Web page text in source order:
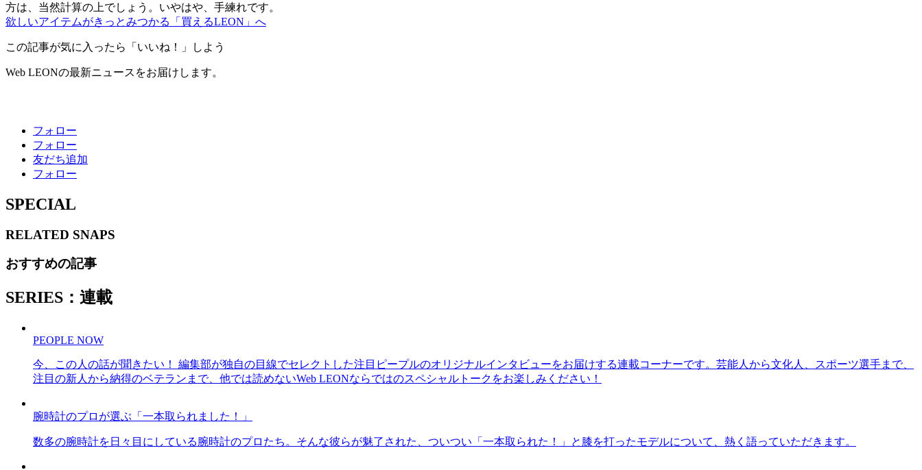
方は、当然計算の上でしょう。いやはや、手練れです。
欲しいアイテムがきっとみつかる「買えるLEON」へ
この記事が気に入ったら「いいね！」しよう
Web LEONの最新ニュースをお届けします。
フォロー
フォロー
友だち追加
フォロー
SPECIAL
RELATED SNAPS
おすすめの記事
SERIES：連載
PEOPLE NOW
今、この人の話が聞きたい！ 編集部が独自の目線でセレクトした注目ピープルのオリジナルインタビューをお届けする連載コーナーです。芸能人から文化人、スポーツ選手まで、
注目の新人から納得のベテランまで、他では読めないWeb LEONならではのスペシャルトークをお楽しみください！
腕時計のプロが選ぶ「一本取られました！」
数多の腕時計を日々目にしている腕時計のプロたち。そんな彼らが魅了された、ついつい「一本取られた！」と膝を打ったモデルについて、熱く語っていただきます。